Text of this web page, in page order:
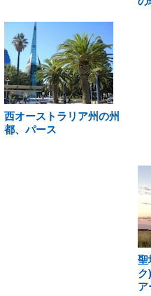
西オーストラリア州の州
都、パース
聖
ク
ア